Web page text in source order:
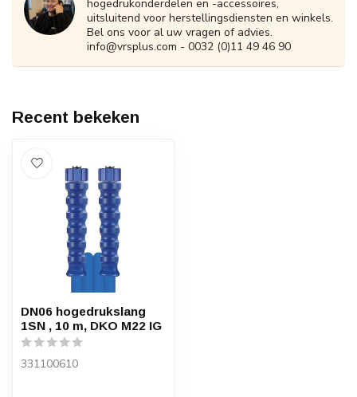
hogedrukonderdelen en -accessoires,
uitsluitend voor herstellingsdiensten en winkels.
Bel ons voor al uw vragen of advies.
info@vrsplus.com - 0032 (0)11 49 46 90
Recent bekeken
DN06 hogedrukslang
1SN , 10 m, DKO M22 IG
331100610